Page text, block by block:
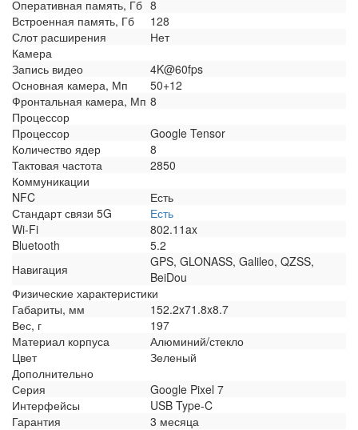
Оперативная память, Гб 8
Встроенная память, Гб
128
Слот расширения
Нет
Камера
Запись видео
4K@60fps
Основная камера, Мп
50+12
Фронтальная камера, Мп 8
Процессор
Процессор
Google Tensor
Количество ядер
8
Тактовая частота
2850
Коммуникации
NFC
Есть
Стандарт связи 5G
Есть
Wi-Fi
802.11ax
Bluetooth
5.2
Навигация
GPS, GLONASS, Galileo, QZSS,
BeiDou
Физические характеристики
Габариты, мм
152.2x71.8x8.7
Вес, г
197
Материал корпуса
Алюминий/стекло
Цвет
Зеленый
Дополнительно
Серия
Google Pixel 7
Интерфейсы
USB Type-C
Гарантия
3 месяца